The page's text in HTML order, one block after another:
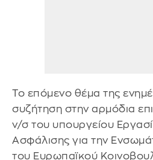
Το επόμενο θέμα της
συζήτηση στην αρμόδια
ν/σ του υπουργείου
Ασφάλισης για την
του Ευρωπαϊκού